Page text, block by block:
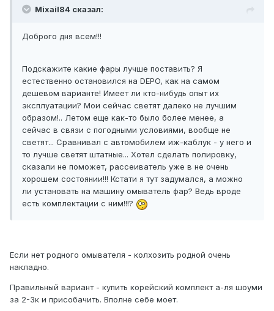
Mixail84 сказал:
Доброго дня всем!!!
Подскажите какие фары лучше поставить? Я
естественно остановился на DEPO, как на самом
дешевом варианте! Имеет ли кто-нибудь опыт их
эксплуатации? Мои сейчас светят далеко не лучшим
образом!.. Летом еще как-то было более менее, а
сейчас в связи с погодными условиями, вообще не
светят... Сравнивал с автомобилем иж-каблук - у него и
то лучше светят штатные... Хотел сделать полировку,
сказали не поможет, рассеиватель уже в не очень
хорошем состоянии!!! Кстати я тут задумался, а можно
ли установать на машину омыватель фар? Ведь вроде
есть комплектации с ним!!!?
Если нет родного омывателя - колхозить родной очень
накладно.
Правильный вариант - купить корейский комплект а-ля шоуми
за 2-3к и присобачить. Вполне себе моет.